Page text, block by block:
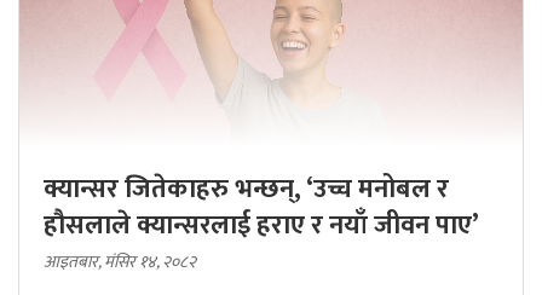
क्यान्सर जितेकाहरु भन्छन्, ‘उच्च मनोबल र
हौसलाले क्यान्सरलाई हराए र नयाँ जीवन पाए’
आइतबार, मंसिर १४, २०८२